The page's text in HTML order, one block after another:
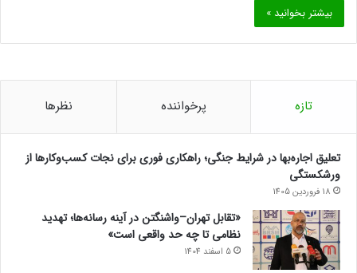
بیشتر بخوانید »
تازه پرخواننده نظرها
تعلیق اجاره‌بها در شرایط جنگی؛ راهکاری فوری برای نجات کسب‌وکارها از
ورشکستگی
18 فروردین 1405
«تقابل تهران–واشنگتن در آینه رسانه‌ها؛ تهدید
نظامی تا چه حد واقعی است»
5 اسفند 1404